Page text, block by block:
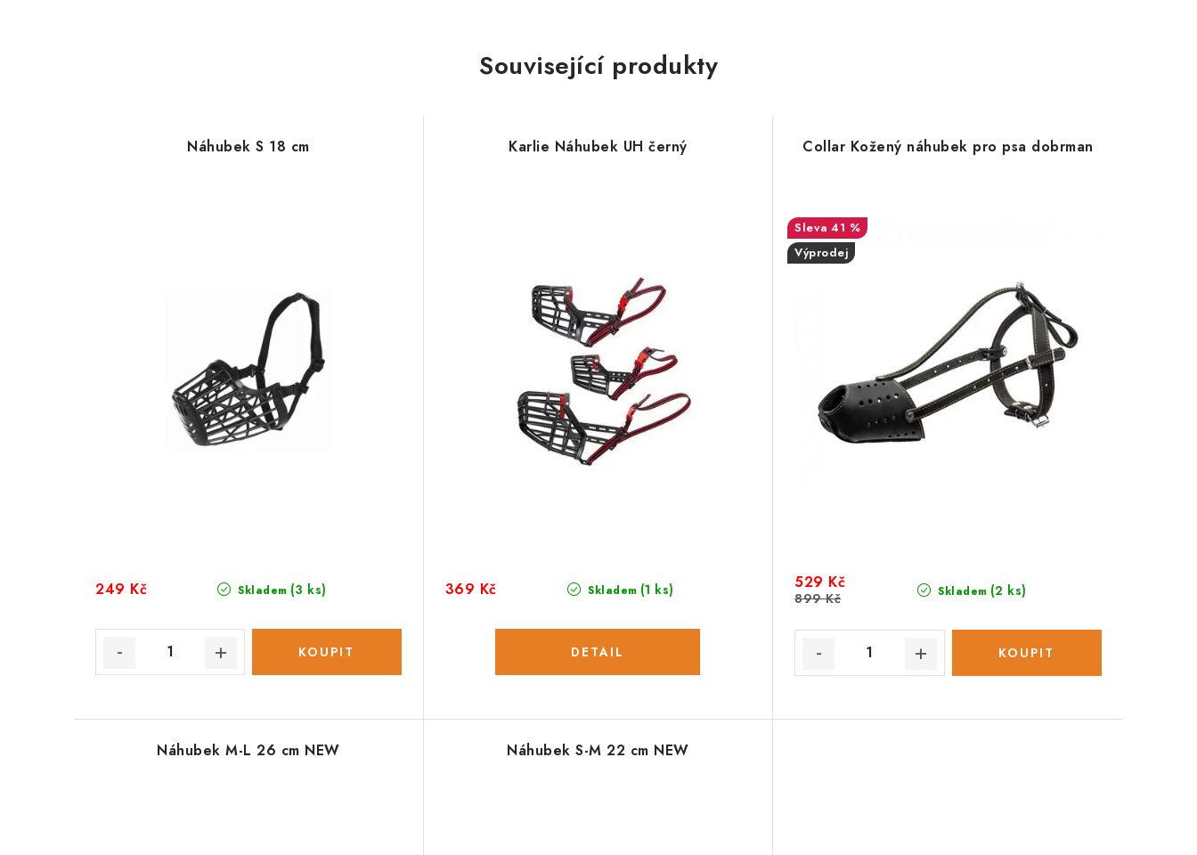
Související produkty
Náhubek S 18 cm
Skladem (3 ks)
249 Kč
Karlie Náhubek UH černý
Skladem (1 ks)
369 Kč
Collar Kožený náhubek pro psa dobrman
41 %
Výprodej
Skladem (2 ks)
529 Kč
899 Kč
Náhubek M-L 26 cm NEW Náhubek S-M 22 cm NEW